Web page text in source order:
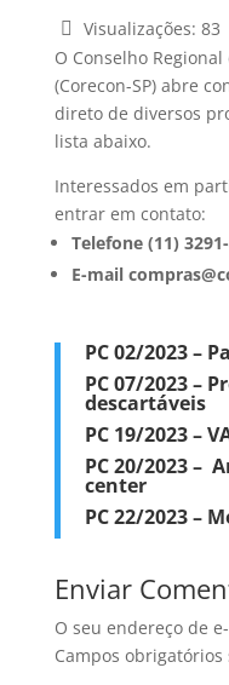
Visualizações: 83
O Conselho Regional
(Corecon-SP) abre
direto de diversos
lista abaixo.
Interessados em
entrar em contato:
Telefone (11)
E-mail
PC 02/2023 –
PC 07/2023 –
descartáveis
PC 19/2023 –
PC 20/2023 –
center
PC 22/2023 –
Enviar
O seu endereço de
Campos obrigatórios